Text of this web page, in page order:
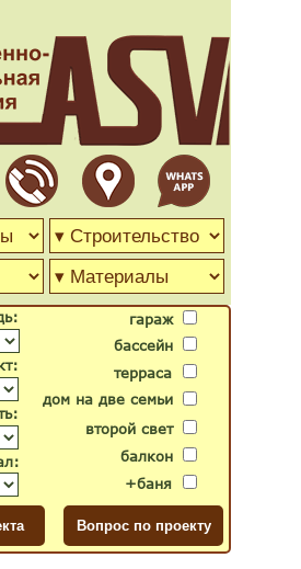
гараж
бассейн
второй свет
дом на две семьи
терраса
балкон
+баня